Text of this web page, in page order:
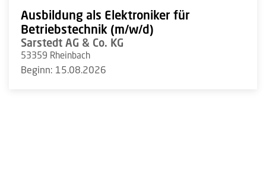
Ausbildung als Elektroniker für
Betriebstechnik (m/w/d)
Sarstedt AG & Co. KG
53359 Rheinbach
Beginn: 15.08.2026